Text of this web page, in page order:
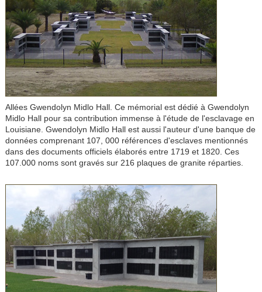
Allées Gwendolyn Midlo Hall. Ce mémorial est dédié à Gwendolyn
Midlo Hall pour sa contribution immense à l'étude de l'esclavage en
Louisiane. Gwendolyn Midlo Hall est aussi l'auteur d'une banque de
données comprenant 107, 000 références d'esclaves mentionnés
dans des documents officiels élaborés entre 1719 et 1820. Ces
107.000 noms sont gravés sur 216 plaques de granite réparties.